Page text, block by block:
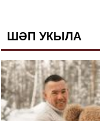
ШӘП УКЫЛА